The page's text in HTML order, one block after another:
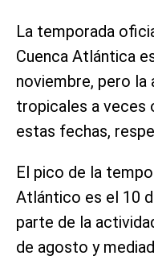
La temporada
Cuenca Atlántica
noviembre, pero
tropicales a veces
estas fechas,
El pico de la
Atlántico es el 10
parte de la
de agosto y